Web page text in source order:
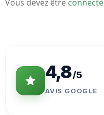
Vous devez être connecté
4,8/5
AVIS GOOGLE